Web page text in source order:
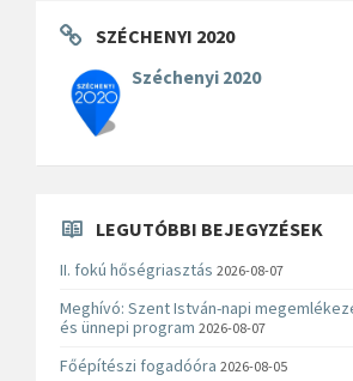
SZÉCHENYI 2020
Széchenyi 2020
LEGUTÓBBI BEJEGYZÉSEK
II. fokú hőségriasztás 2026-08-07
Meghívó: Szent István-napi
és ünnepi program 2026-08-07
Főépítészi fogadóóra 2026-08-05